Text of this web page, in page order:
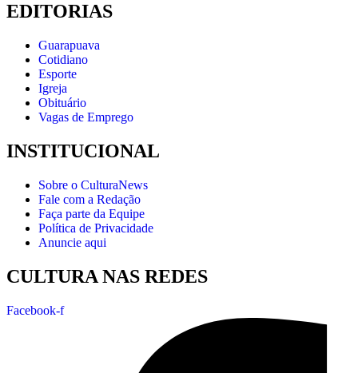
EDITORIAS
Guarapuava
Cotidiano
Esporte
Igreja
Obituário
Vagas de Emprego
INSTITUCIONAL
Sobre o CulturaNews
Fale com a Redação
Faça parte da Equipe
Política de Privacidade
Anuncie aqui
CULTURA NAS REDES
Facebook-f